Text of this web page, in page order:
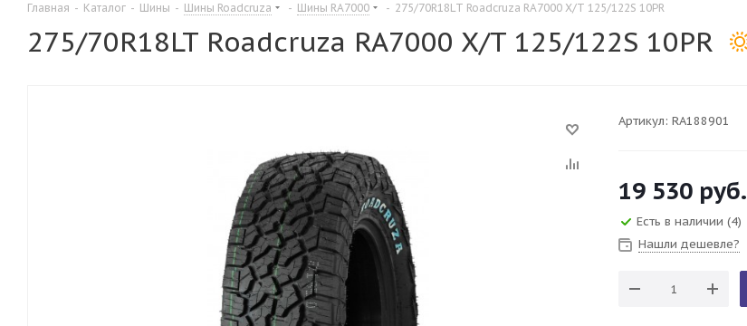
Главная - Каталог - Шины - Шины Roadcruza - Шины RA7000 - 275/70R18LT Roadcruza RA7000 X/T 125/122S 10PR
275/70R18LT Roadcruza RA7000 X/T 125/122S 10PR
Артикул: RA188901
19 530 руб.
Есть в наличии (4)
Нашли дешевле?